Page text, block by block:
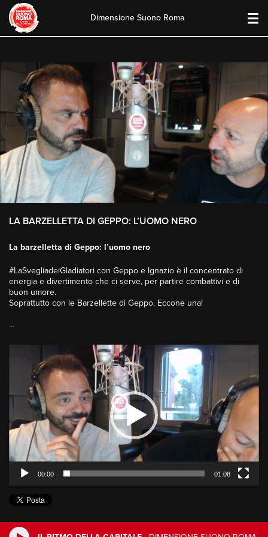
content
Dimensione Suono Roma
LA BARZELLETTA DI GEPPO: L’UOMO NERO
La barzelletta di Geppo: l’uomo nero
#LaSvegliadeiGladiatori con Geppo e Ignazio è il concentrato di
energia e divertimento che ci serve, per partire combattivi e di
buon umore.
Soprattutto con le Barzellette di Geppo. Eccone una!
–
00:00 01:08